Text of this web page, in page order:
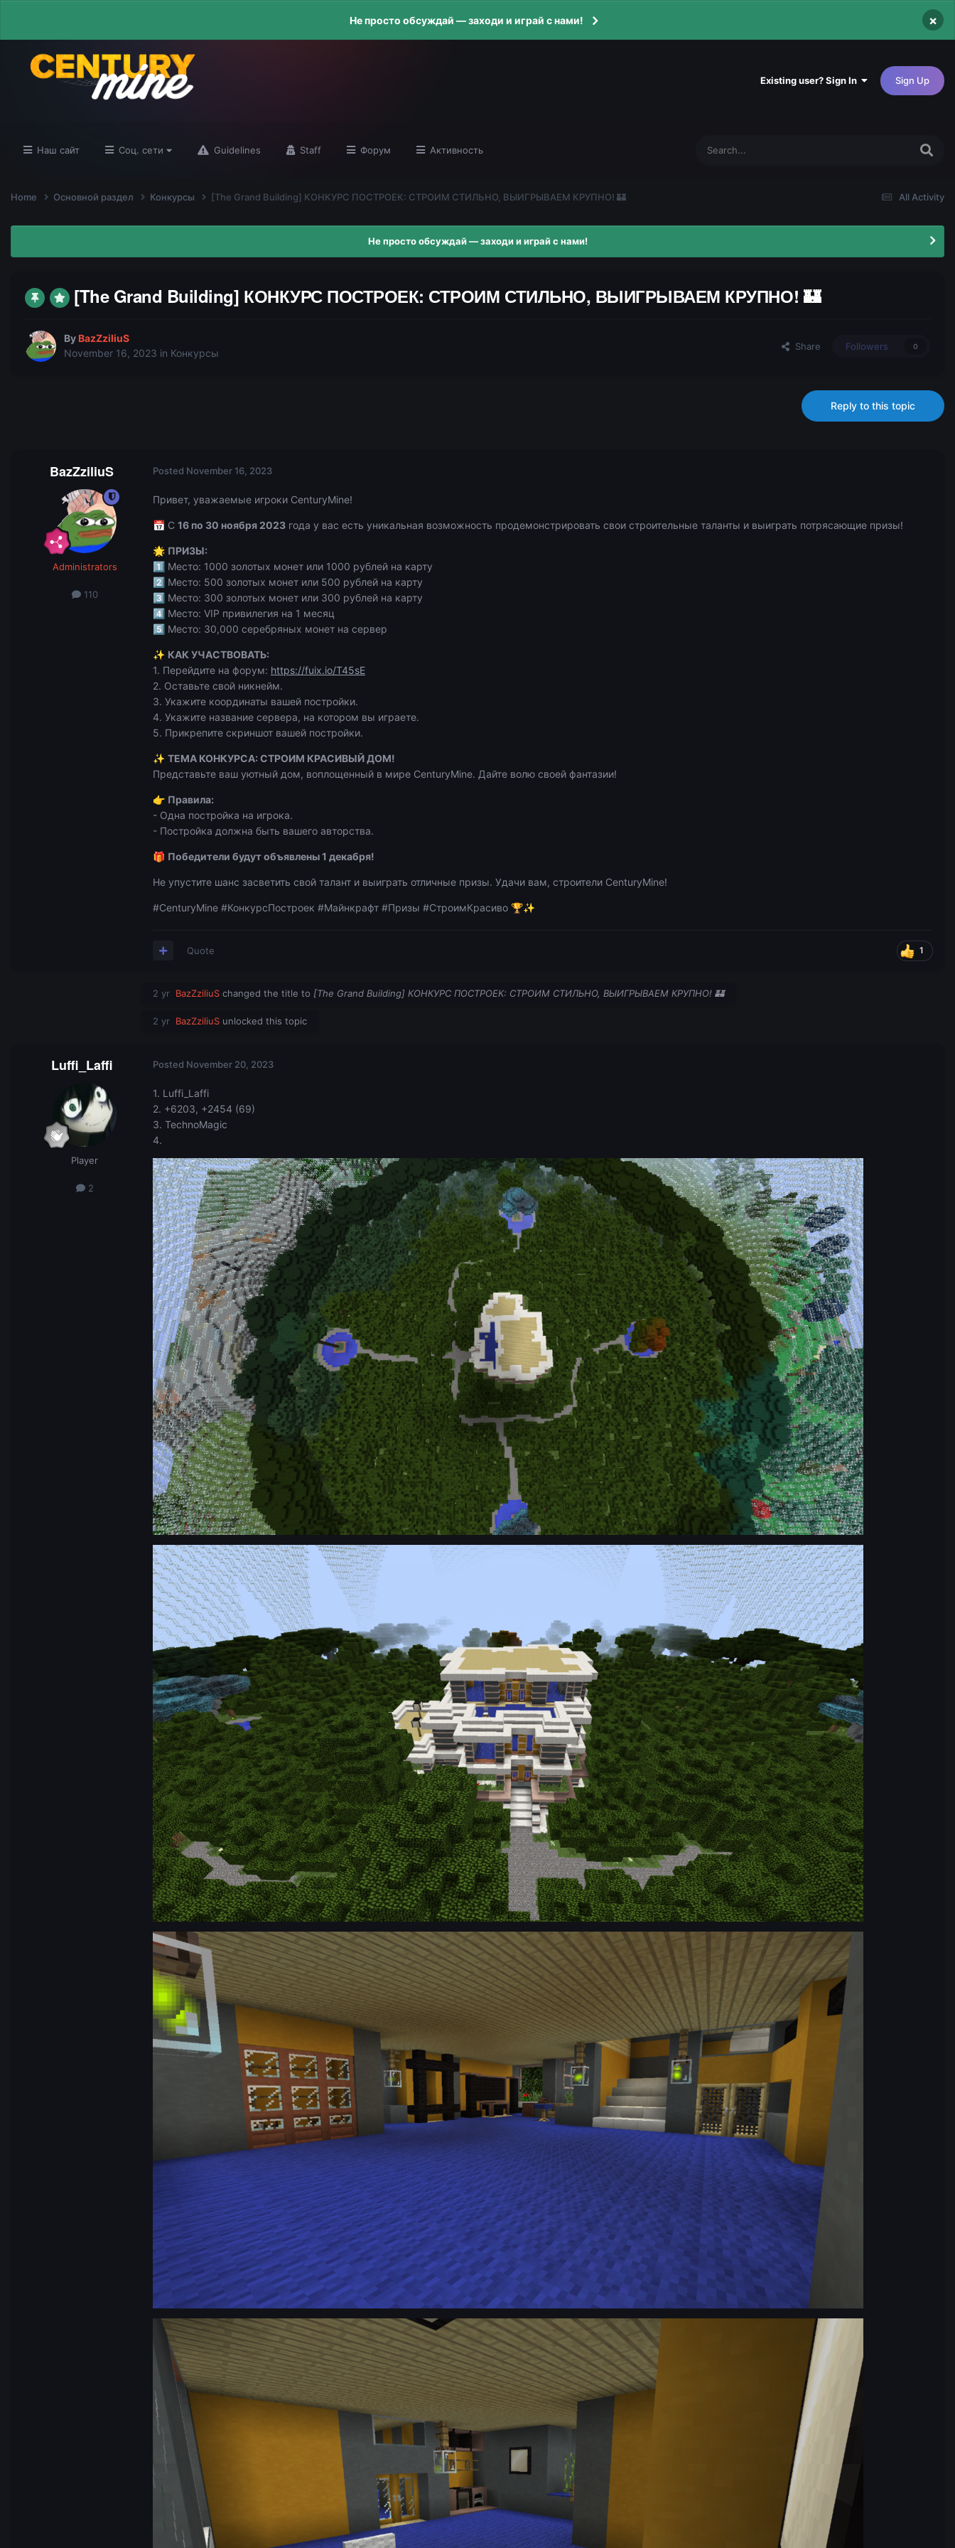
Не просто обсуждай — заходи и играй с нами! ×
Existing user? Sign In Sign Up
Наш сайт Соц. сети Guidelines Staff Форум Активность
All Activity
Home Основной раздел Конкурсы [The Grand Building] КОНКУРС ПОСТРОЕК: СТРОИМ СТИЛЬНО, ВЫИГРЫВАЕМ КРУПНО! 🏰
Не просто обсуждай — заходи и играй с нами!
[The Grand Building] КОНКУРС ПОСТРОЕК: СТРОИМ СТИЛЬНО, ВЫИГРЫВАЕМ КРУПНО! 🏰
ByBazZziliuS
November 16, 2023 in Конкурсы
Share Followers 0
Reply to this topic
BazZziliuS
Administrators
110
Posted November 16, 2023
Привет, уважаемые игроки CenturyMine!
📅 С 16 по 30 ноября 2023 года у вас есть уникальная возможность продемонстрировать свои строительные таланты и выиграть потрясающие призы!
🌟 ПРИЗЫ:
1️⃣ Место: 1000 золотых монет или 1000 рублей на карту
2️⃣ Место: 500 золотых монет или 500 рублей на карту
3️⃣ Место: 300 золотых монет или 300 рублей на карту
4️⃣ Место: VIP привилегия на 1 месяц
5️⃣ Место: 30,000 серебряных монет на сервер
✨ КАК УЧАСТВОВАТЬ:
1. Перейдите на форум: https://fuix.io/T45sE
2. Оставьте свой никнейм.
3. Укажите координаты вашей постройки.
4. Укажите название сервера, на котором вы играете.
5. Прикрепите скриншот вашей постройки.
✨ ТЕМА КОНКУРСА: СТРОИМ КРАСИВЫЙ ДОМ!
Представьте ваш уютный дом, воплощенный в мире CenturyMine. Дайте волю своей фантазии!
👉 Правила:
- Одна постройка на игрока.
- Постройка должна быть вашего авторства.
🎁 Победители будут объявлены 1 декабря!
Не упустите шанс засветить свой талант и выиграть отличные призы. Удачи вам, строители CenturyMine!
#CenturyMine #КонкурсПостроек #Майнкрафт #Призы #СтроимКрасиво 🏆✨
1
Quote
2 yr BazZziliuS changed the title to [The Grand Building] КОНКУРС ПОСТРОЕК: СТРОИМ СТИЛЬНО, ВЫИГРЫВАЕМ КРУПНО! 🏰
2 yr BazZziliuS unlocked this topic
Luffi_Laffi
Player
2
Posted November 20, 2023
1. Luffi_Laffi
2. +6203, +2454 (69)
3. TechnoMagic
4.